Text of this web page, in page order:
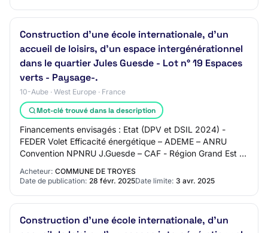
Construction d'une école internationale, d’un
accueil de loisirs, d’un espace intergénérationnel
dans le quartier Jules Guesde - Lot n° 19 Espaces
verts - Paysage-.
10-Aube · West Europe · France
Mot-clé trouvé dans la description
Financements envisagés : Etat (DPV et DSIL 2024) -
FEDER Volet Efficacité énergétique – ADEME – ANRU
Convention NPNRU J.Guesde – CAF - Région Grand Est -
Acheteur: COMMUNE DE TROYES
Date de publication: 28 févr. 2025Date limite: 3 avr. 2025
Construction d'une école internationale, d’un